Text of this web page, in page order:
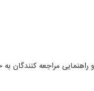
راهنمایی مراجعه‌ کنندگان